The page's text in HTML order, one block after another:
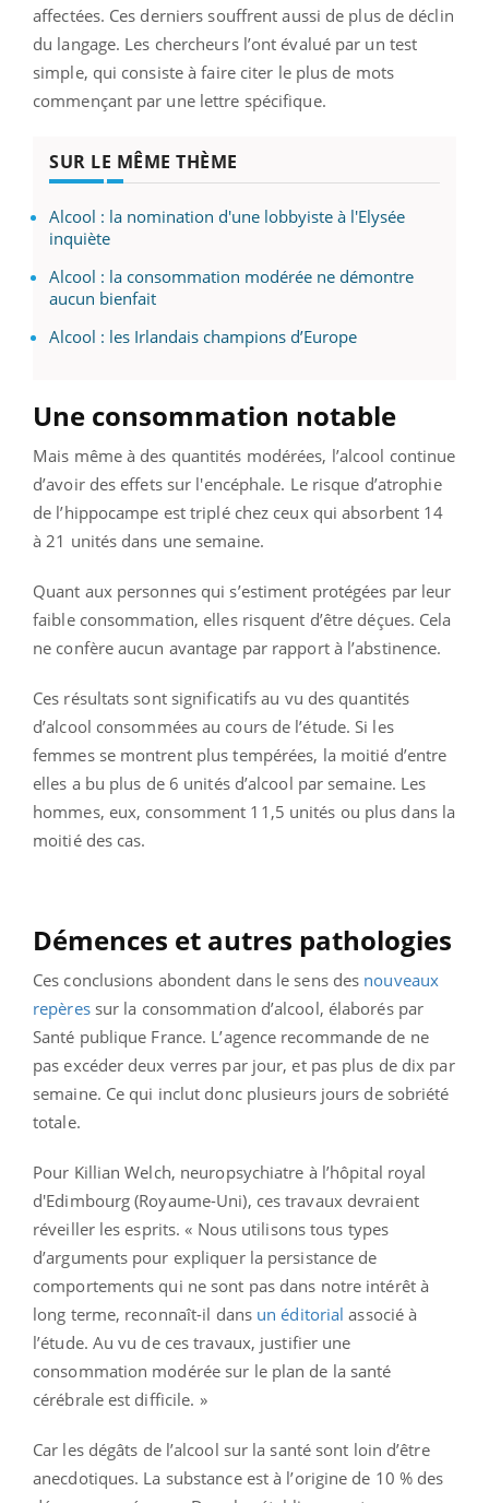
affectées. Ces derniers souffrent aussi de plus de déclin
du langage. Les chercheurs l’ont évalué par un test
simple, qui consiste à faire citer le plus de mots
commençant par une lettre spécifique.
SUR LE MÊME THÈME
Alcool : la nomination d'une lobbyiste à l'Elysée
inquiète
Alcool : la consommation modérée ne démontre
aucun bienfait
Alcool : les Irlandais champions d’Europe
Une consommation notable
Mais même à des quantités modérées, l’alcool continue
d’avoir des effets sur l'encéphale. Le risque d’atrophie
de l’hippocampe est triplé chez ceux qui absorbent 14
à 21 unités dans une semaine.
Quant aux personnes qui s’estiment protégées par leur
faible consommation, elles risquent d’être déçues. Cela
ne confère aucun avantage par rapport à l’abstinence.
Ces résultats sont significatifs au vu des quantités
d’alcool consommées au cours de l’étude. Si les
femmes se montrent plus tempérées, la moitié d’entre
elles a bu plus de 6 unités d’alcool par semaine. Les
hommes, eux, consomment 11,5 unités ou plus dans la
moitié des cas.
Démences et autres pathologies
Ces conclusions abondent dans le sens des nouveaux
repèressur la consommation d’alcool, élaborés par
Santé publique France. L’agence recommande de ne
pas excéder deux verres par jour, et pas plus de dix par
semaine. Ce qui inclut donc plusieurs jours de sobriété
totale.
Pour Killian Welch, neuropsychiatre à l’hôpital royal
d'Edimbourg (Royaume-Uni), ces travaux devraient
réveiller les esprits. « Nous utilisons tous types
d’arguments pour expliquer la persistance de
comportements qui ne sont pas dans notre intérêt à
long terme, reconnaît-il dans un éditorial associé à
l’étude. Au vu de ces travaux, justifier une
consommation modérée sur le plan de la santé
cérébrale est difficile. »
Car les dégâts de l’alcool sur la santé sont loin d’être
anecdotiques. La substance est à l’origine de 10 % des